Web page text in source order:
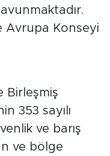
Avrupa Konseyi
Birleşmiş
353 sayılı
ve barış
ve bölge